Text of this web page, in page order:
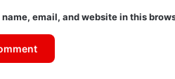
name, email, and website in this